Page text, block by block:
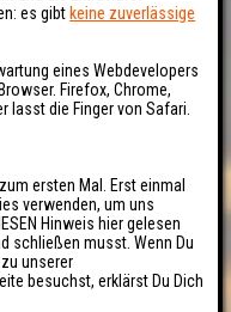
es gibt keine zuverlässige
eines Webdevelopers
Firefox, Chrome,
lasst die Finger von Safari.
ersten Mal. Erst einmal
verwenden, um uns
Hinweis hier gelesen
schließen musst. Wenn Du
unserer
besuchst, erklärst Du Dich